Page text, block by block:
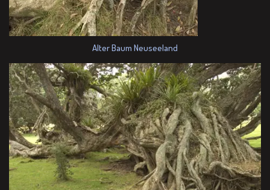
Alter Baum Neuseeland